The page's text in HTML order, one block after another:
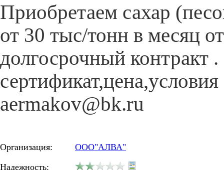
Приобретаем сахар
от 30 тыс/тонн в месяц
долгосрочный контракт
aermakov@bk.ru
Организация:
ООО"АЛВА"
Надежность: